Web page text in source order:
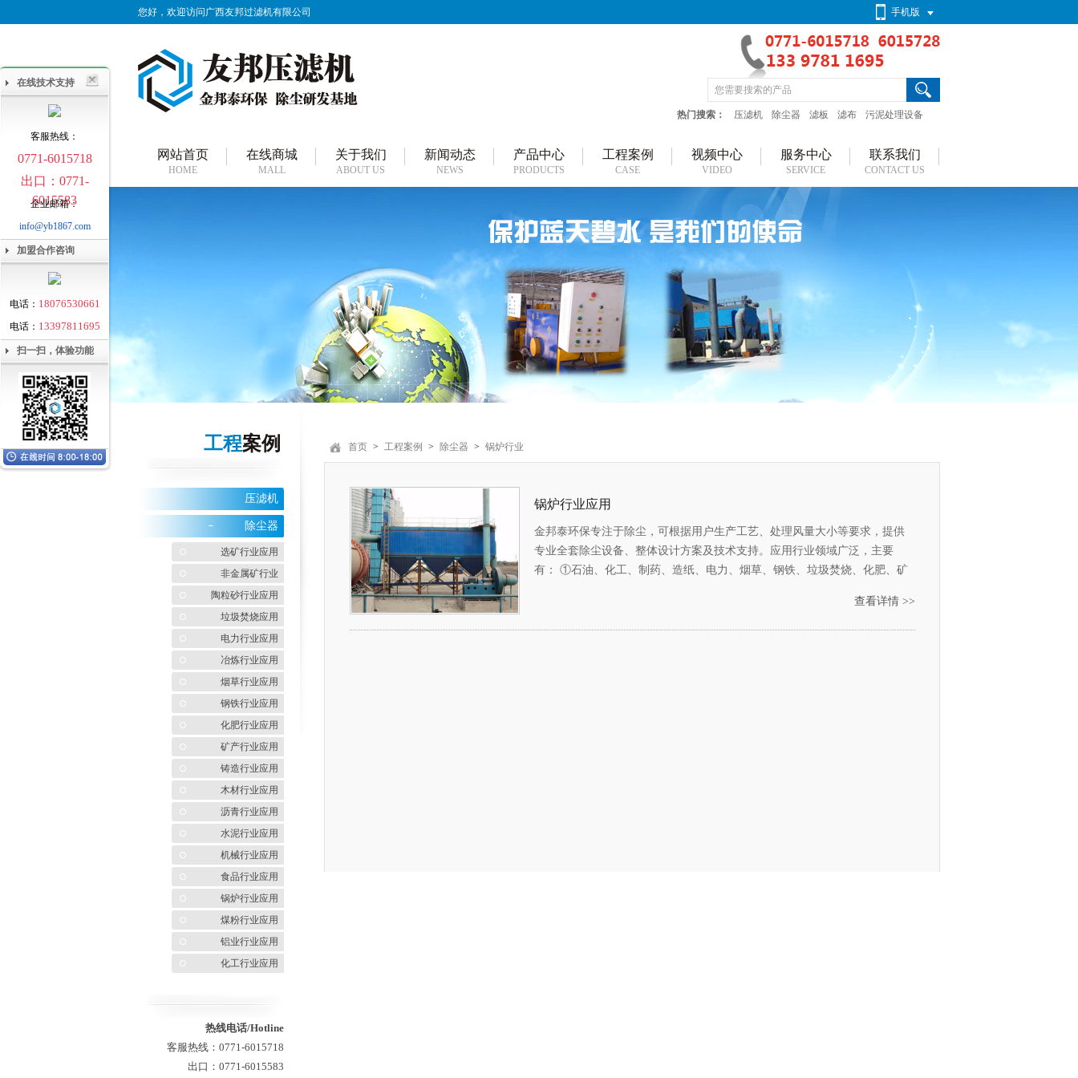
您好，欢迎访问广西友邦过滤机有限公司 手机版
热门搜索： 压滤机 除尘器 滤板 滤布 污泥处理设备
网站首页
HOME
在线商城
MALL
关于我们
ABOUT US
新闻动态
NEWS
产品中心
PRODUCTS
工程案例
CASE
视频中心
VIDEO
服务中心
SERVICE
联系我们
CONTACT US
工程案例
压滤机
除尘器
选矿行业应用
非金属矿行业
陶粒砂行业应用
垃圾焚烧应用
电力行业应用
冶炼行业应用
烟草行业应用
钢铁行业应用
化肥行业应用
矿产行业应用
铸造行业应用
木材行业应用
沥青行业应用
水泥行业应用
机械行业应用
食品行业应用
锅炉行业应用
煤粉行业应用
铝业行业应用
化工行业应用
热线电话/Hotline
客服热线：0771-6015718
出口：0771-6015583
首页 > 工程案例 > 除尘器 > 锅炉行业
锅炉行业应用
金邦泰环保专注于除尘，可根据用户生产工艺、处理风量大小等要求，提供
专业全套除尘设备、整体设计方案及技术支持。应用行业领域广泛，主要
有： ①石油、化工、制药、造纸、电力、烟草、钢铁、垃圾焚烧、化肥、矿
湿法冶炼（如：锌、铟、锑、锡、铜、锰、钨、钴、铝、镁等） ③非金属矿
（如：稀土、大理石、氟石矿粉、彭润土、莹石粉等）
查看详情 >>
在线技术支持
客服热线：
0771-6015718
出口：0771-
6015583
企业邮箱：
info@yb1867.com
加盟合作咨询
电话： 18076530661
电话： 13397811695
扫一扫，体验功能